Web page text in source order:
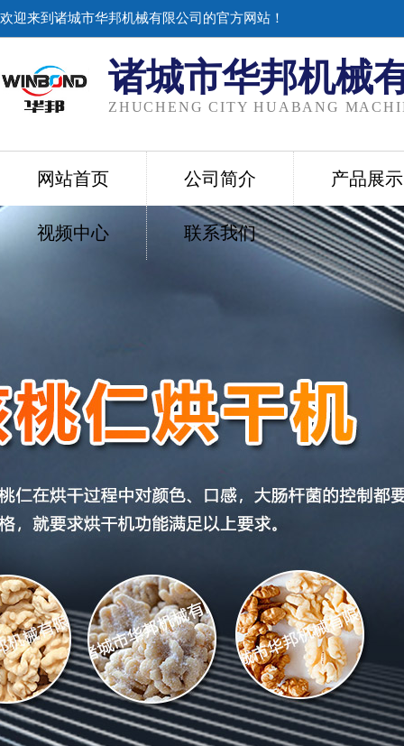
欢迎来到诸城市华邦机械有限公司的官方网站！
诸城市华邦机械
ZHUCHENG CITY HUABANG
网站首页 公司简介 产品展示
视频中心 联系我们